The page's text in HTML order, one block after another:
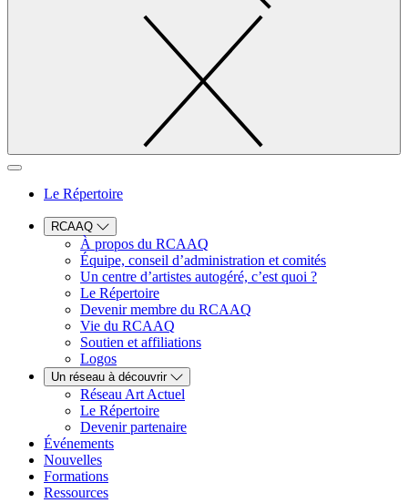
Le Répertoire
RCAAQ
À propos du RCAAQ
Équipe, conseil d’administration et comités
Un centre d’artistes autogéré, c’est quoi ?
Le Répertoire
Devenir membre du RCAAQ
Vie du RCAAQ
Soutien et affiliations
Logos
Un réseau à découvrir
Réseau Art Actuel
Le Répertoire
Devenir partenaire
Événements
Nouvelles
Formations
Ressources